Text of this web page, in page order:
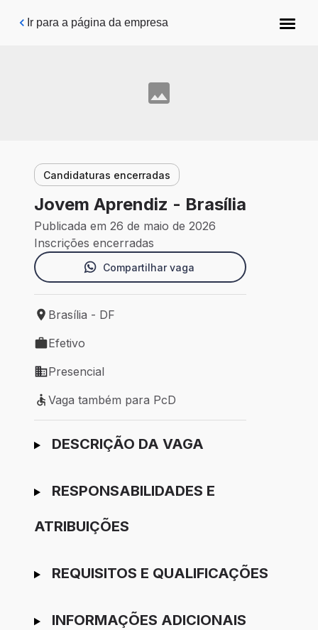
Pular para o conteúdo principal
Ir para a página da empresa
Candidaturas encerradas
Jovem Aprendiz - Brasília
Publicada em 26 de maio de 2026
Inscrições encerradas
Compartilhar vaga
Local de trabalho: Brasília - DF
Brasília - DF
Tipo de vaga: Efetivo
Efetivo
Modelo de trabalho: Presencial
Presencial
Vaga também para PcD
Vaga também para PcD
Ir para candidatura
DESCRIÇÃO DA VAGA
RESPONSABILIDADES E
ATRIBUIÇÕES
REQUISITOS E QUALIFICAÇÕES
INFORMAÇÕES ADICIONAIS